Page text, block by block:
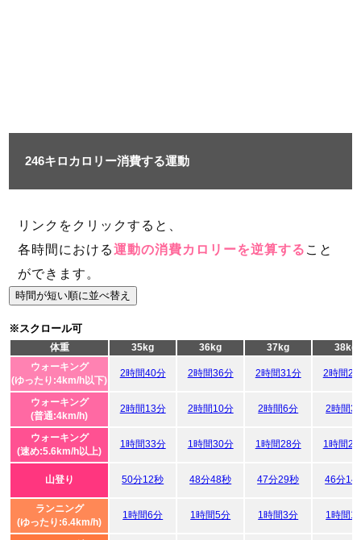
246キロカロリー消費する運動
リンクをクリックすると、
各時間における運動の消費カロリーを逆算する こと
ができます。
時間が短い順に並べ替え
※スクロール可
体重 35kg 36kg 37kg
38kg
ウォーキング
(ゆったり:4km/h以下)
2時間40分 2時間36分 2時間31分 2時間27
ウォーキング
(普通:4km/h)
2時間13分 2時間10分 2時間6分 2時間3
ウォーキング
(速め:5.6km/h以上)
1時間33分 1時間30分 1時間28分 1時間26
山登り 50分12秒 48分48秒 47分29秒 46分14
ランニング
(ゆったり:6.4km/h)
1時間6分 1時間5分 1時間3分 1時間1